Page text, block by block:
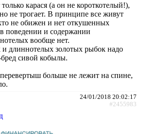
карася (а он не короткотелый!),
не трогает. В принципе все живут
не обижен и нет откушенных
поведении и содержании
вообще нет.
и длиннотелых золотых рыбок надо
бред сивой кобылы.
больше не лежит на спине,
24/01/2018 20:02:17
#2455983